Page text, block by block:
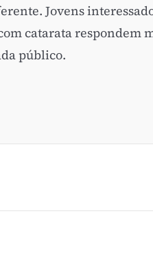
Jovens
catarata respondem
público.